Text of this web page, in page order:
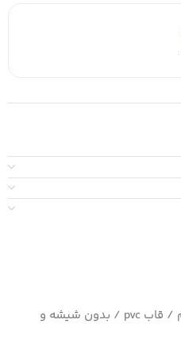
چاپ بسیار با کیفیت کاغذ سیلک عکاسی / بر روی شاسی چوب مقاوم / قاب pvc / بدون شیشه و